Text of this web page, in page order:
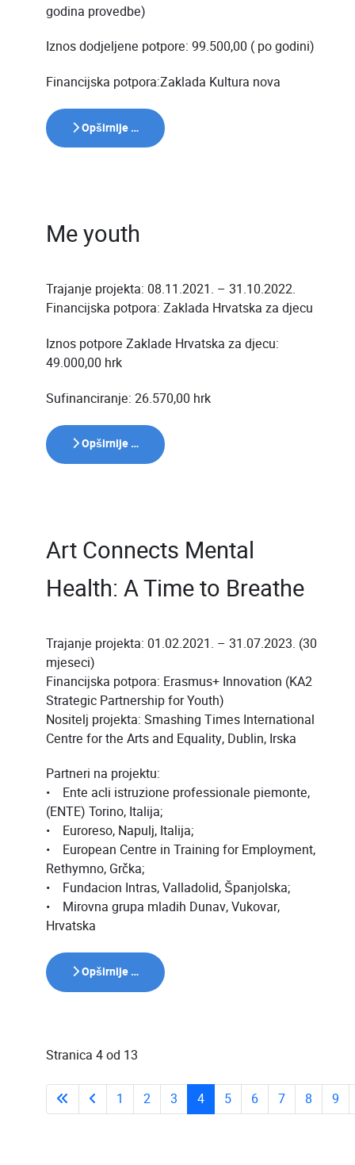
godina provedbe)
Iznos dodjeljene potpore: 99.500,00 ( po godini)
Financijska potpora:Zaklada Kultura nova
Opširnije …
Me youth
Trajanje projekta: 08.11.2021. – 31.10.2022.
Financijska potpora: Zaklada Hrvatska za djecu
Iznos potpore Zaklade Hrvatska za djecu:
49.000,00 hrk
Sufinanciranje: 26.570,00 hrk
Opširnije …
Art Connects Mental
Health: A Time to Breathe
Trajanje projekta: 01.02.2021. – 31.07.2023. (30
mjeseci)
Financijska potpora: Erasmus+ Innovation (KA2
Strategic Partnership for Youth)
Nositelj projekta: Smashing Times International
Centre for the Arts and Equality, Dublin, Irska
Partneri na projektu:
• Ente acli istruzione professionale piemonte,
(ENTE) Torino, Italija;
• Euroreso, Napulj, Italija;
• European Centre in Training for Employment,
Rethymno, Grčka;
• Fundacion Intras, Valladolid, Španjolska;
• Mirovna grupa mladih Dunav, Vukovar,
Hrvatska
Opširnije …
Stranica 4 od 13
1 2 3 4 5 6 7 8 9